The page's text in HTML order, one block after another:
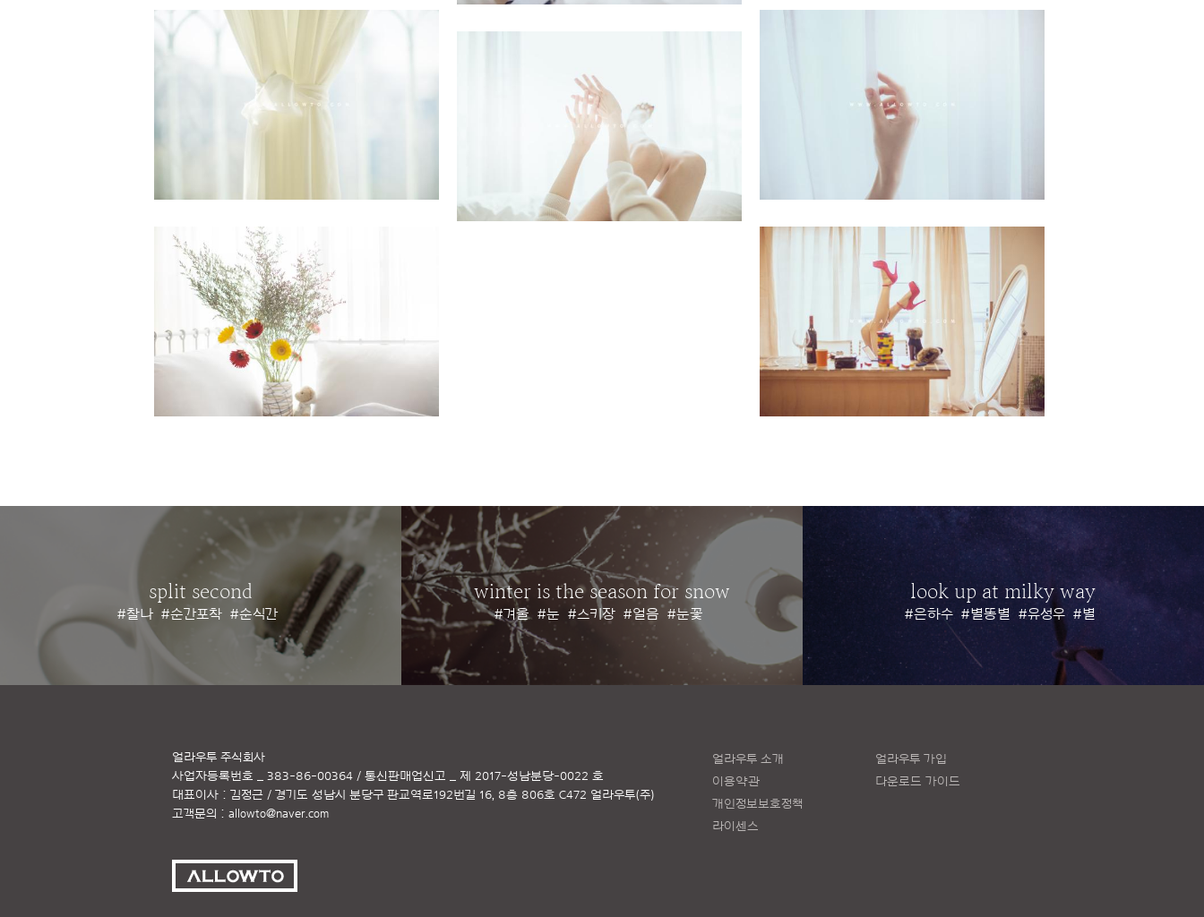
split second
#찰나 #순간포착 #순식간
winter is the season for snow
#겨울 #눈 #스키장 #얼음 #눈꽃
look up at milky way
#은하수 #별똥별 #유성우 #별
얼라우투 소개
이용약관
개인정보보호정책
라이센스
얼라우투 가입
다운로드 가이드
얼라우투 주식회사
사업자등록번호 _ 383-86-00364 / 통신판매업신고 _ 제 2017-성남분당-0022 호
대표이사 : 김정근 / 경기도 성남시 분당구 판교역로192번길 16, 8층 806호 C472 얼라우투(주)
고객문의 : allowto@naver.com